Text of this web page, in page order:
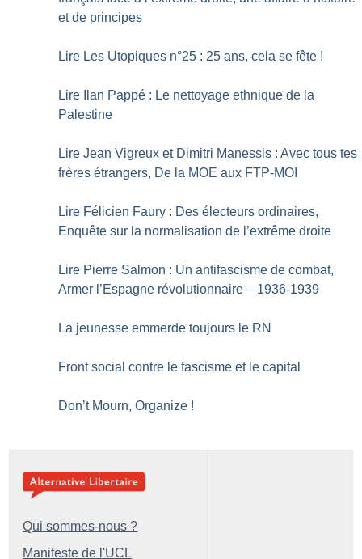
et de principes
Lire Les Utopiques n°25 : 25 ans, cela se fête !
Lire Ilan Pappé : Le nettoyage ethnique de la
Palestine
Lire Jean Vigreux et Dimitri Manessis : Avec tous tes
frères étrangers, De la MOE aux FTP-MOI
Lire Félicien Faury : Des électeurs ordinaires,
Enquête sur la normalisation de l’extrême droite
Lire Pierre Salmon : Un antifascisme de combat,
Armer l’Espagne révolutionnaire – 1936-1939
La jeunesse emmerde toujours le RN
Front social contre le fascisme et le capital
Don’t Mourn, Organize !
Qui sommes-nous ?
Manifeste de l'UCL